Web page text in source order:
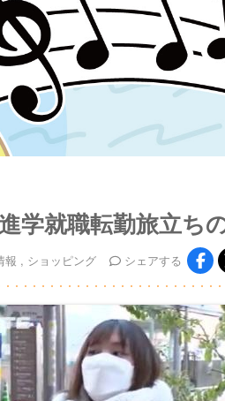
学就職転勤旅立ち
報 ショッピング シェアする